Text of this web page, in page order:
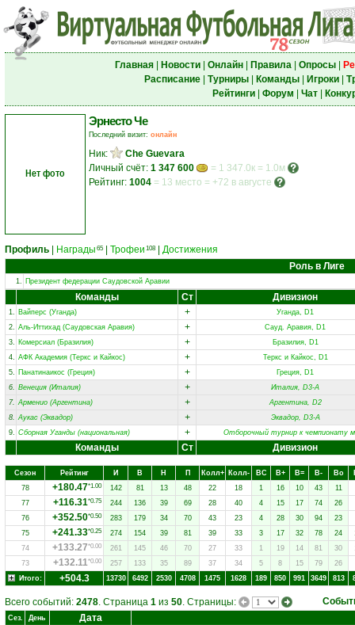
Главная| Новости| Онлайн| Правила| Опросы|
Расписание| Турниры| Команды| Игроки|
Рейтинги| Форум Чат|
Нет фото
Эрнесто Че
Последний визит: онлайн
Ник:
Che Guevara
Личный счёт: 1 347 600
= 1 347.0к = 1.0м
Рейтинг: 1004 = 13 место = +72 в августе
Профиль Награды 65 Трофеи 108
Достижения
Роль в Лиге
1. Президент федерации Саудовской Аравии
Команды Ст Дивизион
1. Вайперс (Уганда) +
Уганда, D1
2. Аль-Иттихад (Саудовская Аравия) +
Сауд. Аравия, D1
3. Комерсиал (Бразилия) +
Бразилия, D1
4. АФК Академия (Теркс и Кайкос) +
Теркс и Кайкос, D1
5. Панатинаикос (Греция) +
Греция, D1
6. Венеция (Италия) +
Италия, D3-A
7. Арменио (Аргентина) +
Аргентина, D2
8. Аукас (Эквадор) +
Эквадор, D3-A
9. Сборная Уганды (национальная) + Отборочный турнир к чемпионату
Команды Ст Дивизион
Сезон Рейтинг И В Н П Колл+ Колл- ВC В+ В= В- Вo
78
+180.47*1.00 142 81 13 48 22 18 1 16 10 43
11
77
+116.31*0.75 244 136 39 69 28 40 4 15 17 74
26
76
+352.50*0.50 283 179 34 70 43 23 4 28 30 94
23
75
+241.33*0.25 274 154 39 81 39 33 3 17 32 78 24
74
+133.27*0.00 261 145 46 70 27 33 1 19 14 81 30
73
+132.11*0.00 257 133 35 89 37 34 5 8 15 79
26
Итого:
+504.3 13730 6492 2530 4708 1475 1628 189 850 991 3649 813
Всего событий: 2478. Страница 1 из 50. Страницы:
Сез. День Дата